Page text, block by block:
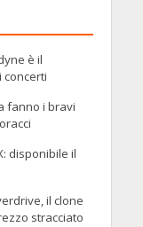
è il
fanno i bravi
disponibile il
il clone
stracciato